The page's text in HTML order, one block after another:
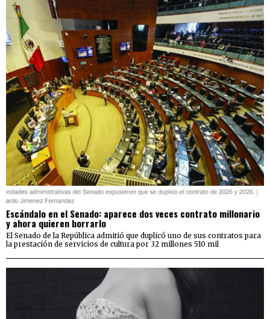
Escándalo en el Senado: aparece dos veces contrato millonario
y ahora quieren borrarlo
El Senado de la República admitió que duplicó uno de sus contratos para
la prestación de servicios de cultura por 32 millones 510 mil